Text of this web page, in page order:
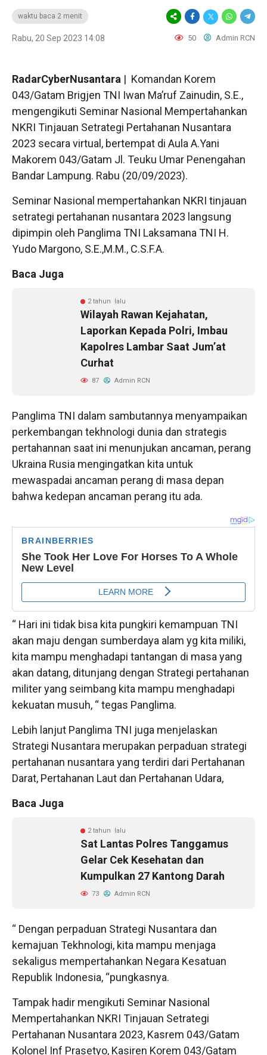
waktu baca 2 menit
Rabu, 20 Sep 2023 14:08 50 Admin RCN
RadarCyberNusantara | Komandan Korem
043/Gatam Brigjen TNI Iwan Ma’ruf Zainudin, S.E.,
mengengikuti Seminar Nasional Mempertahankan
NKRI Tinjauan Setrategi Pertahanan Nusantara
2023 secara virtual, bertempat di Aula A.Yani
Makorem 043/Gatam Jl. Teuku Umar Penengahan
Bandar Lampung. Rabu (20/09/2023).
Seminar Nasional mempertahankan NKRI tinjauan
setrategi pertahanan nusantara 2023 langsung
dipimpin oleh Panglima TNI Laksamana TNI H.
Yudo Margono, S.E.,M.M., C.S.F.A.
Baca Juga
2 tahun lalu
Wilayah Rawan Kejahatan,
Laporkan Kepada Polri, Imbau
Kapolres Lambar Saat Jum’at
Curhat
87 Admin RCN
Panglima TNI dalam sambutannya menyampaikan
perkembangan tekhnologi dunia dan strategis
pertahannan saat ini menunjukan ancaman, perang
Ukraina Rusia mengingatkan kita untuk
mewaspadai ancaman perang di masa depan
bahwa kedepan ancaman perang itu ada.
“ Hari ini tidak bisa kita pungkiri kemampuan TNI
akan maju dengan sumberdaya alam yg kita miliki,
kita mampu menghadapi tantangan di masa yang
akan datang, ditunjang dengan Strategi pertahanan
militer yang seimbang kita mampu menghadapi
kekuatan musuh, “ tegas Panglima.
Lebih lanjut Panglima TNI juga menjelaskan
Strategi Nusantara merupakan perpaduan strategi
pertahanan nusantara yang terdiri dari Pertahanan
Darat, Pertahanan Laut dan Pertahanan Udara,
Baca Juga
2 tahun lalu
Sat Lantas Polres Tanggamus
Gelar Cek Kesehatan dan
Kumpulkan 27 Kantong Darah
73 Admin RCN
“ Dengan perpaduan Strategi Nusantara dan
kemajuan Tekhnologi, kita mampu menjaga
sekaligus mempertahankan Negara Kesatuan
Republik Indonesia, “pungkasnya.
Tampak hadir mengikuti Seminar Nasional
Mempertahankan NKRI Tinjauan Setrategi
Pertahanan Nusantara 2023, Kasrem 043/Gatam
Kolonel Inf Prasetyo, Kasiren Korem 043/Gatam